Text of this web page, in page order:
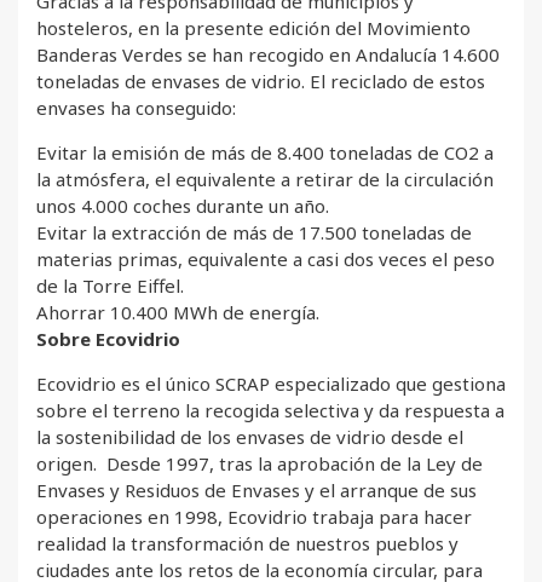
hosteleros, en la presente edición del Movimiento
Banderas Verdes se han recogido en Andalucía 14.600
toneladas de envases de vidrio. El reciclado de estos
envases ha conseguido:
Evitar la emisión de más de 8.400 toneladas de CO2 a
la atmósfera, el equivalente a retirar de la circulación
unos 4.000 coches durante un año.
Evitar la extracción de más de 17.500 toneladas de
materias primas, equivalente a casi dos veces el peso
de la Torre Eiffel.
Ahorrar 10.400 MWh de energía.
Sobre Ecovidrio
Ecovidrio es el único SCRAP especializado que gestiona
sobre el terreno la recogida selectiva y da respuesta a
la sostenibilidad de los envases de vidrio desde el
origen. Desde 1997, tras la aprobación de la Ley de
Envases y Residuos de Envases y el arranque de sus
operaciones en 1998, Ecovidrio trabaja para hacer
realidad la transformación de nuestros pueblos y
ciudades ante los retos de la economía circular, para